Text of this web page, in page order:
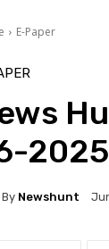
E-Paper
By Newshunt